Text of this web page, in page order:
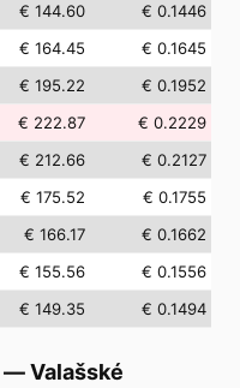
€ 144.60
€ 0.1446
€ 164.45
€ 0.1645
€ 195.22
€ 0.1952
€ 222.87
€ 0.2229
€ 212.66
€ 0.2127
€ 175.52
€ 0.1755
€ 166.17
€ 0.1662
€ 155.56
€ 0.1556
€ 149.35 € 0.1494
—Valašské